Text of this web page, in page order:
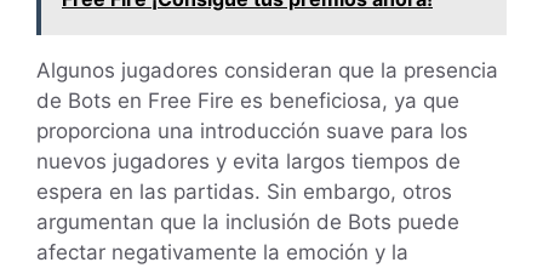
Algunos jugadores consideran que la presencia
de Bots en Free Fire es beneficiosa, ya que
proporciona una introducción suave para los
nuevos jugadores y evita largos tiempos de
espera en las partidas. Sin embargo, otros
argumentan que la inclusión de Bots puede
afectar negativamente la emoción y la